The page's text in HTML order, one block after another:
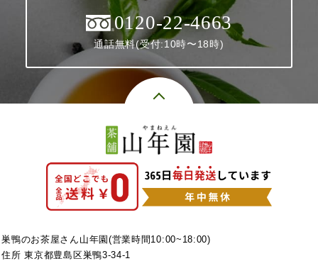
0120-22-4663
通話無料(受付:10時〜18時)
巣鴨のお茶屋さん山年園(営業時間10:00~18:00)
住所 東京都豊島区巣鴨3-34-1